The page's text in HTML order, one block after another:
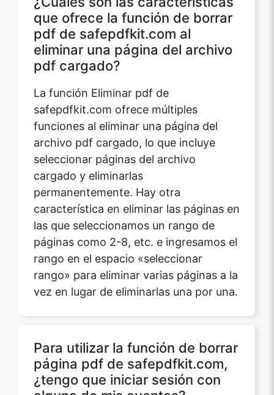
que ofrece la función de borrar
pdf de safepdfkit.com al
eliminar una página del archivo
pdf cargado?
safepdfkit.com ofrece múltiples
funciones al eliminar una página del
archivo pdf cargado, lo que incluye
seleccionar páginas del archivo
cargado y eliminarlas
permanentemente. Hay otra
característica en eliminar las páginas en
las que seleccionamos un rango de
páginas como 2-8, etc. e ingresamos el
rango en el espacio «seleccionar
rango» para eliminar varias páginas a la
vez en lugar de eliminarlas una por una.
Para utilizar la función de borrar
página pdf de safepdfkit.com,
¿tengo que iniciar sesión con
alguna de mis cuentas?